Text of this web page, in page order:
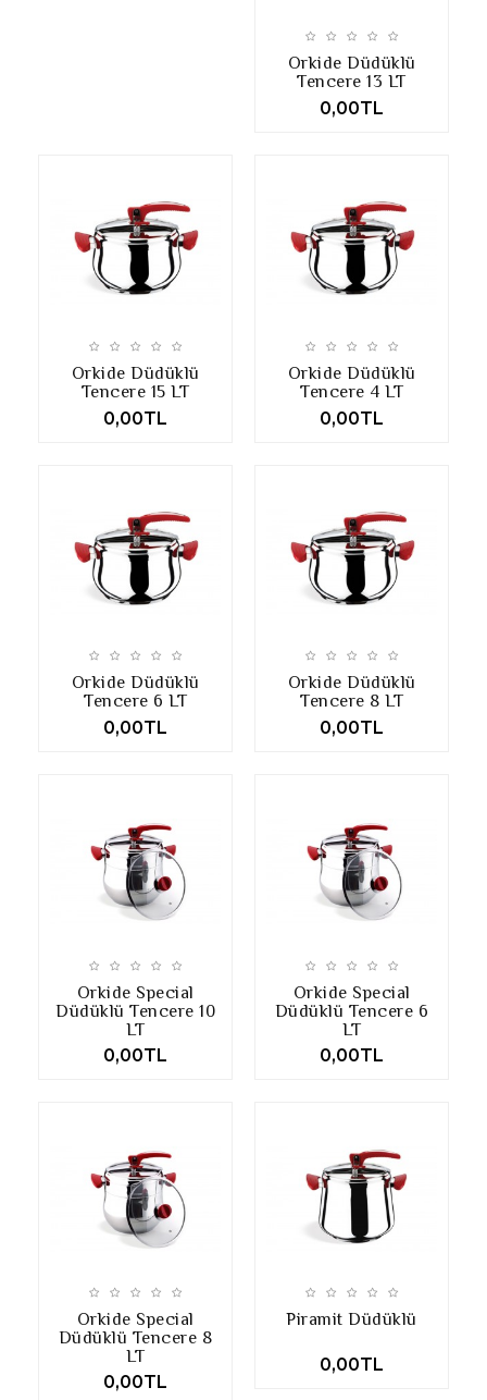
Orkide Düdüklü
Tencere 13 LT
0,00TL
Orkide Düdüklü
Tencere 15 LT
0,00TL
Orkide Düdüklü
Tencere 4 LT
0,00TL
Orkide Düdüklü
Tencere 6 LT
0,00TL
Orkide Düdüklü
Tencere 8 LT
0,00TL
Orkide Special
Düdüklü Tencere 10
LT
0,00TL
Orkide Special
Düdüklü Tencere 6
LT
0,00TL
Orkide Special
Düdüklü Tencere 8
LT
0,00TL
Piramit Düdüklü
0,00TL